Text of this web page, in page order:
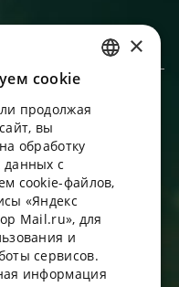
области информационных
по размещению
товаров.
в реестр
вычислительных машин и
ENGLISH
UKRAINIAN
PORTUGUESE
×
сookie
продолжая
вы
обработку
данных с
cookie-файлов,
«Яндекс
Mail.ru», для
и
сервисов.
информация